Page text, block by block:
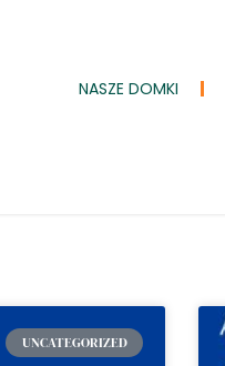
NASZE DOMKI
UNCATEGORIZED